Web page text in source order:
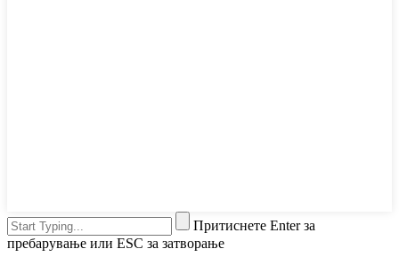
Притиснете Enter за
пребарување или ESC за затворање